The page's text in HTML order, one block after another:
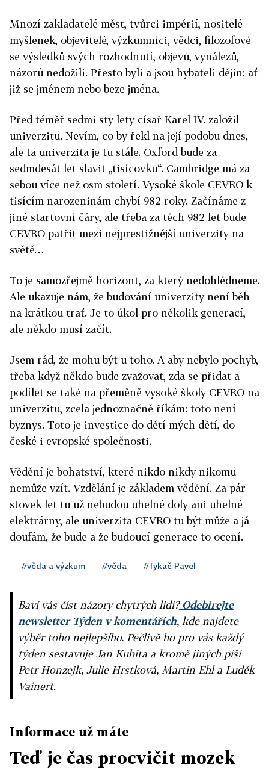
Mnozí zakladatelé měst, tvůrci impérií, nositelé
myšlenek, objevitelé, výzkumníci, vědci, filozofové
se výsledků svých rozhodnutí, objevů, vynálezů,
názorů nedožili. Přesto byli a jsou hybateli dějin; ať
již se jménem nebo beze jména.
Před téměř sedmi sty lety císař Karel IV. založil
univerzitu. Nevím, co by řekl na její podobu dnes,
ale ta univerzita je tu stále. Oxford bude za
sedmdesát let slavit „tisícovku“. Cambridge má za
sebou více než osm století. Vysoké škole CEVRO k
tisícím narozeninám chybí 982 roky. Začínáme z
jiné startovní čáry, ale třeba za těch 982 let bude
CEVRO patřit mezi nejprestižnější univerzity na
světě…
To je samozřejmě horizont, za který nedohlédneme.
Ale ukazuje nám, že budování univerzity není běh
na krátkou trať. Je to úkol pro několik generací,
ale někdo musí začít.
Jsem rád, že mohu být u toho. A aby nebylo pochyb,
třeba když někdo bude zvažovat, zda se přidat a
podílet se také na přeměně vysoké školy CEVRO na
univerzitu, zcela jednoznačně říkám: toto není
byznys. Toto je investice do dětí mých dětí, do
české i evropské společnosti.
Vědění je bohatství, které nikdo nikdy nikomu
nemůže vzít. Vzdělání je základem vědění. Za pár
stovek let tu už nebudou uhelné doly ani uhelné
elektrárny, ale univerzita CEVRO tu být může a já
doufám, že bude a že budoucí generace to ocení.
#věda a výzkum #věda #Tykač Pavel
Baví vás číst názory chytrých lidí?Odebírejte
newsletter Týden v komentářích, kde najdete
výběr toho nejlepšího. Pečlivě ho pro vás každý
týden sestavuje Jan Kubita a kromě jiných píší
Petr Honzejk, Julie Hrstková, Martin Ehl a Luděk
Vainert.
Informace už máte
Teď je čas procvičit mozek